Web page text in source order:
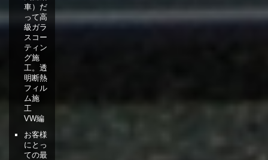
車）だ
って高
級ガラ
スコー
ティン
グ施
工。透
明断熱
フィル
ム施
工
VW編
お客様
にとっ
ての最